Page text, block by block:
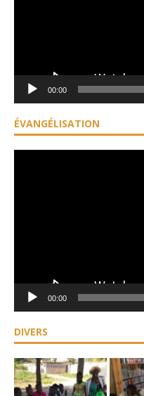
00:00
ÉVANGÉLISATION
00:00
DIVERS